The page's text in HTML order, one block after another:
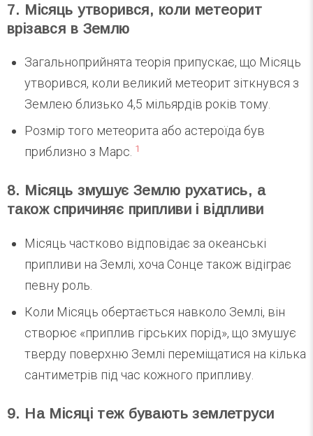
7. Місяць утворився, коли метеорит
врізався в Землю
Загальноприйнята теорія припускає, що Місяць
утворився, коли великий метеорит зіткнувся з
Землею близько 4,5 мільярдів років тому.
Розмір того метеорита або астероїда був
приблизно з Марс. 1
8. Місяць змушує Землю рухатись, а
також спричиняє припливи і відпливи
Місяць частково відповідає за океанські
припливи на Землі, хоча Сонце також відіграє
певну роль.
Коли Місяць обертається навколо Землі, він
створює «приплив гірських порід», що змушує
тверду поверхню Землі переміщатися на кілька
сантиметрів під час кожного припливу.
9. На Місяці теж бувають землетруси